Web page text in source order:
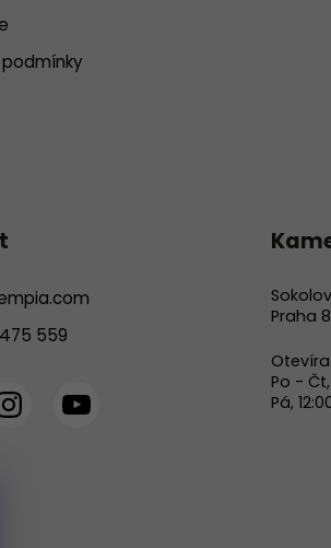
559
Praha
Po - Čt,
Pá,